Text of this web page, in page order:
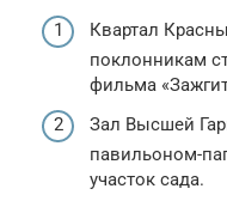
Квартал
поклонникам
фильма
Зал Высшей
павильоном-
участок сада.